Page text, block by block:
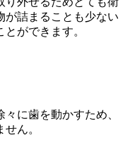
が詰まることも少ない
ができます。
に歯を動かすため、
ん。